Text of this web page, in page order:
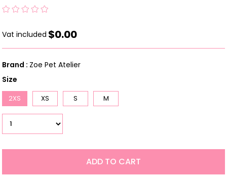
Vat included $0.00
Brand : Zoe Pet Atelier
Size
2XS XS S M